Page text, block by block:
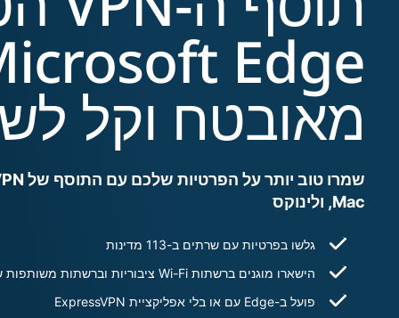
מאובטח וקל
Mac, ולינוקס
גלשו בפרטיות עם שרתים ב-113 מדינות
הישארו מוגנים ברשתות Wi-Fi ציבוריות וברשתות משותפות שאתם לא מכירים
פועל ב-Edge עם או בלי אפליקציית ExpressVPN